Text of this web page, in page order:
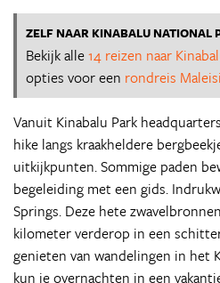
ZELF NAAR KINABALU NATIONAL
Bekijk alle14 reizen naar
opties voor een rondreis
Vanuit Kinabalu Park
hike langs kraakheldere
uitkijkpunten. Sommige paden
begeleiding met een gids.
Springs. Deze hete
kilometer verderop in een
genieten van wandelingen in het
kun je overnachten in een